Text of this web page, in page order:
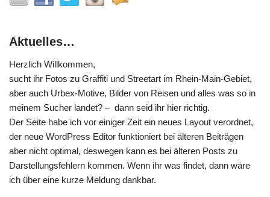
Aktuelles…
Herzlich Willkommen,
sucht ihr Fotos zu Graffiti und Streetart im Rhein-Main-Gebiet,
aber auch Urbex-Motive, Bilder von Reisen und alles was so in
meinem Sucher landet? – dann seid ihr hier richtig.
Der Seite habe ich vor einiger Zeit ein neues Layout verordnet,
der neue WordPress Editor funktioniert bei älteren Beiträgen
aber nicht optimal, deswegen kann es bei älteren Posts zu
Darstellungsfehlern kommen. Wenn ihr was findet, dann wäre
ich über eine kurze Meldung dankbar.